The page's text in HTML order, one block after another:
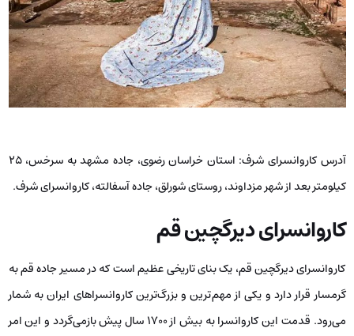
آدرس کاروانسرای شرف: استان خراسان رضوی، جاده مشهد به سرخس، ۲۵
کیلومتر بعد از شهر مزداوند، روستای شورلق، جاده آسفالته، کاروانسرای شرف.
کاروانسرای دیرگچین قم
کاروانسرای دیرگچین قم، یک بنای تاریخی عظیم است که در مسیر جاده قم به
گرمسار قرار دارد و یکی از مهم‌ترین و بزرگ‌ترین کاروانسراهای ایران به شمار
می‌رود. قدمت این کاروانسرا به بیش از 1700 سال پیش بازمی‌گردد و این امر